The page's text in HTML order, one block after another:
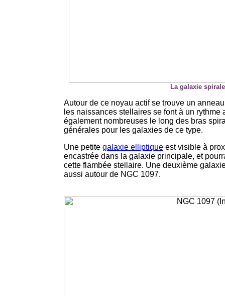
La galaxie
Autour de ce noyau actif se trouve un
les naissances stellaires se font à un
également nombreuses le long des bras
générales pour les galaxies de ce type.
Une petite galaxie elliptique est visible à
encastrée dans la galaxie principale, et
cette flambée stellaire. Une deuxième
aussi autour de NGC 1097.
-